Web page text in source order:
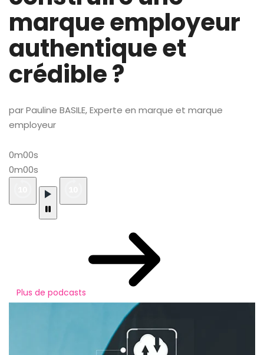
marque employeur
authentique et
crédible ?
par Pauline BASILE, Experte en marque et marque
employeur
0m00s
0m00s
Plus de podcasts